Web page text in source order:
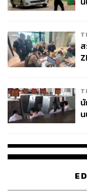
แข่งขันสูงขึ้น ดังนั้นต้อ
ต้องเกิดขึ้นและใช้ได้จ
ใช้ได้จริง ไม่ใช่แค่กา
แน่ใจว่าฉันยังมีเวลาที่
ทำงานทั้ง 24 ชั่วโมง
ถึงจนวิกฤตจบก็ตายก่
ชีวิต ต้องทำเต็มที่ ตื่นเ
พิสูจน์อักษร: ภาสิณี เ